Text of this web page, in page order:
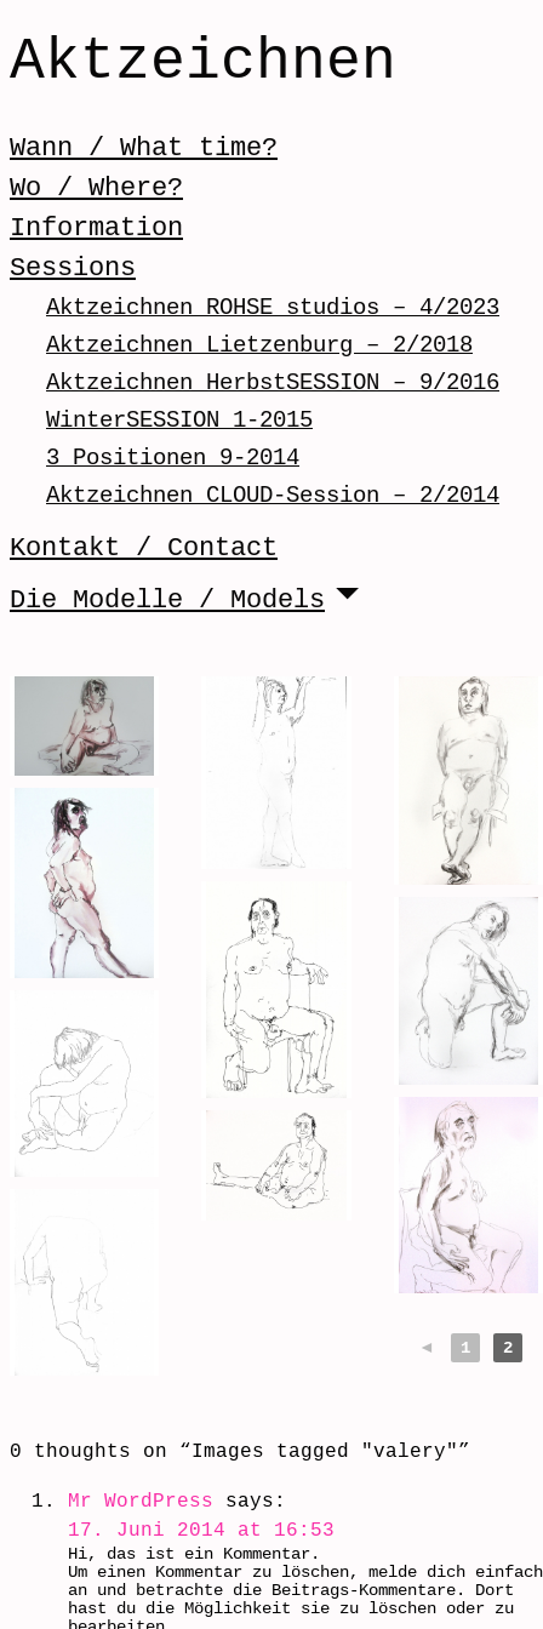
Aktzeichnen
Menü / Menu
Skip to content
Wann / What time?
Wo / Where?
Information
Sessions
Aktzeichnen ROHSE studios – 4/2023
Aktzeichnen Lietzenburg – 2/2018
Aktzeichnen HerbstSESSION – 9/2016
WinterSESSION 1-2015
3 Positionen 9-2014
Aktzeichnen CLOUD-Session – 2/2014
Kontakt / Contact
Die Modelle / Models
◄ 1 2
0 thoughts on “Images tagged "valery"”
Mr WordPress
says:
17. Juni 2014 at 16:53
Hi, das ist ein Kommentar.
Um einen Kommentar zu löschen, melde dich einfach
an und betrachte die Beitrags-Kommentare. Dort
hast du die Möglichkeit sie zu löschen oder zu